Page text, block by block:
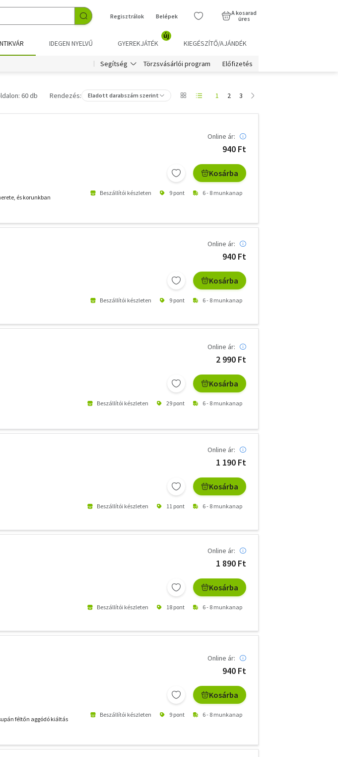
Regisztrálok Belépek
A kosarad
üres
IDEGEN NYELVŰ GYEREKJÁTÉK
új
KIEGÉSZÍTŐ/AJÁNDÉK
Segítség Törzsvásárlói program Előfizetés
60 db Rendezés: Eladott darabszám szerint 1 2 3
és korunkban
Online ár:
940 Ft
Kosárba
Beszállítói készleten 9 pont 6 - 8 munkanap
Online ár:
940 Ft
Kosárba
Beszállítói készleten 9 pont 6 - 8 munkanap
Online ár:
2 990 Ft
Kosárba
Beszállítói készleten 29 pont 6 - 8 munkanap
Online ár:
1 190 Ft
Kosárba
Beszállítói készleten 11 pont 6 - 8 munkanap
Online ár:
1 890 Ft
Kosárba
Beszállítói készleten 18 pont 6 - 8 munkanap
féltőn aggódó kiáltás
Online ár:
940 Ft
Kosárba
Beszállítói készleten 9 pont 6 - 8 munkanap